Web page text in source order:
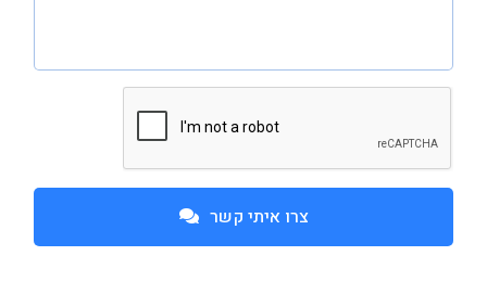
צרו איתי קשר